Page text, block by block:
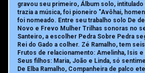
gravou seu primeiro, Álbum solo, intitulado
trazia a música, foi pioneiro "Avôhai,
foi nomeado. Entre seu trabalho solo De
Novo e Frevo Mulher Trilhas sonoras no
Santeiro, a escolher Pedra Sobre Pedra
Rei do Gado a colher. Zé Ramalho, tem
Frutos de relacionamento: Amelinha, Isis e
Seus filhos: Maria, João e Linda, só
De Elba Ramalho, Companheira de palco